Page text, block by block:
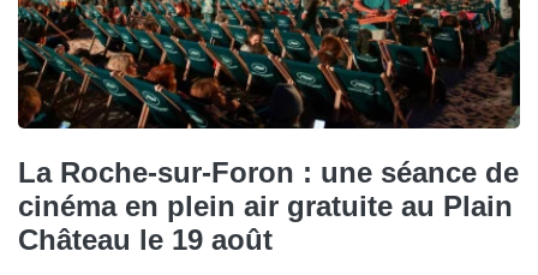
La Roche-sur-Foron : une séance de
cinéma en plein air gratuite au Plain
Château le 19 août